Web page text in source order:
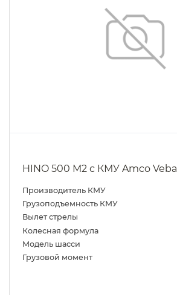
HINO 500 M2 с КМУ Amco Veba
Производитель КМУ
Грузоподъемность КМУ
Вылет стрелы
Колесная формула
Модель шасси
Грузовой момент